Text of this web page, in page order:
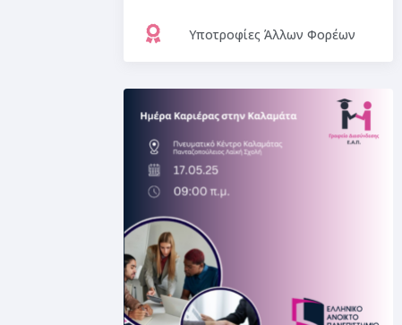
Υποτροφίες Άλλων Φορέων